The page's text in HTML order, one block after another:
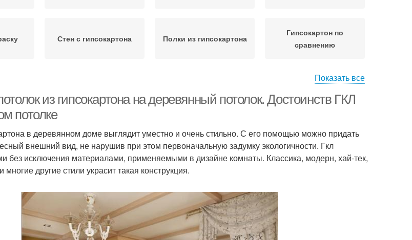
Стен с гипсокартона Полки из гипсокартона
Гипсокартон по
сравнению
Показать все
из гипсокартона на деревянный потолок. Достоинств ГКЛ
потолке
в деревянном доме выглядит уместно и очень стильно. С его помощью можно придать
внешний вид, не нарушив при этом первоначальную задумку экологичности. Гкл
без исключения материалами, применяемыми в дизайне комнаты. Классика, модерн, хай-тек,
многие другие стили украсит такая конструкция.